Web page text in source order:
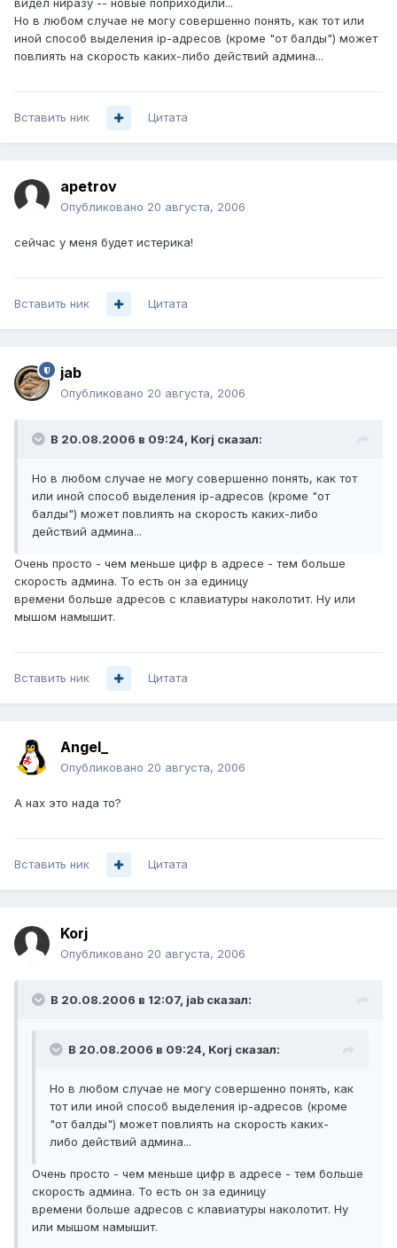
видел ниразу -- новые поприходили...
Но в любом случае не могу совершенно понять, как тот или
иной способ выделения ip-адресов (кроме "от балды") может
повлиять на скорость каких-либо действий админа...
Вставить ник Цитата
apetrov
Опубликовано 20 августа, 2006
сейчас у меня будет истерика!
Вставить ник Цитата
jab
Опубликовано 20 августа, 2006
В 20.08.2006 в 09:24, Korj сказал:
Но в любом случае не могу совершенно понять, как тот
или иной способ выделения ip-адресов (кроме "от
балды") может повлиять на скорость каких-либо
действий админа...
Очень просто - чем меньше цифр в адресе - тем больше
скорость админа. То есть он за единицу
времени больше адресов с клавиатуры наколотит. Ну или
мышом намышит.
Вставить ник Цитата
Angel_
Опубликовано 20 августа, 2006
А нах это нада то?
Вставить ник Цитата
Korj
Опубликовано 20 августа, 2006
В 20.08.2006 в 12:07, jab сказал:
В 20.08.2006 в 09:24, Korj сказал:
Но в любом случае не могу совершенно понять, как
тот или иной способ выделения ip-адресов (кроме
"от балды") может повлиять на скорость каких-
либо действий админа...
Очень просто - чем меньше цифр в адресе - тем больше
скорость админа. То есть он за единицу
времени больше адресов с клавиатуры наколотит. Ну
или мышом намышит.